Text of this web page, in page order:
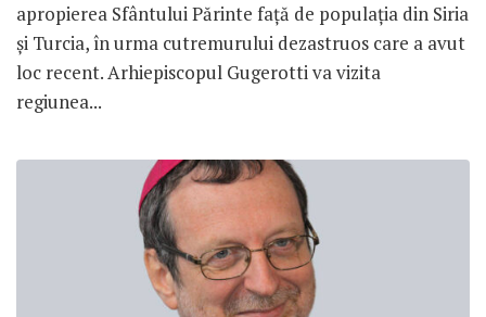
apropierea Sfântului Părinte față de populația din Siria
și Turcia, în urma cutremurului dezastruos care a avut
loc recent. Arhiepiscopul Gugerotti va vizita
regiunea...